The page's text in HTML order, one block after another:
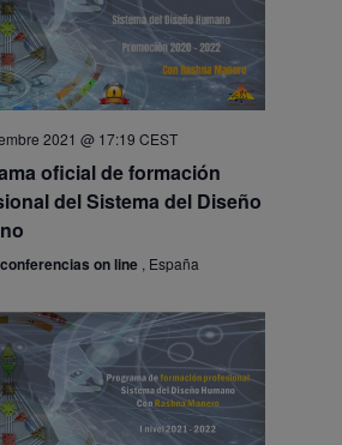
2021 @ 17:19 CEST
oficial de formación
del Sistema del Diseño
on line , España